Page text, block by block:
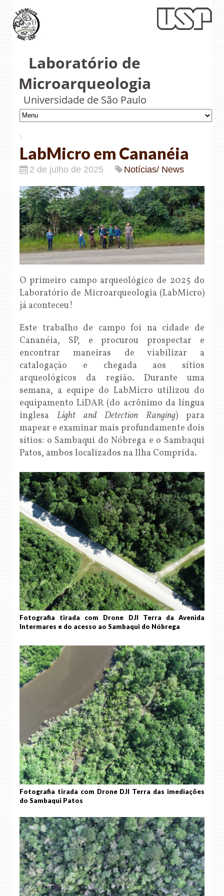
Laboratório de
Microarqueologia
Universidade de São Paulo
\
LabMicro em Cananéia
2 de julho de 2025 Notícias/ News
O primeiro campo arqueológico de 2025 do
Laboratório de Microarqueologia (LabMicro)
já aconteceu!
Este trabalho de campo foi na cidade de
Cananéia, SP, e procurou prospectar e
encontrar maneiras de viabilizar a
catalogação e chegada aos sítios
arqueológicos da região. Durante uma
semana, a equipe do LabMicro utilizou do
equipamento LiDAR (do acrônimo da língua
inglesaLight and Detection Ranging) para
mapear e examinar mais profundamente dois
sítios: o Sambaqui do Nóbrega e o Sambaqui
Patos, ambos localizados na Ilha Comprida.
Fotografia tirada com Drone DJI Terra da Avenida
Intermares e do acesso ao Sambaqui do Nóbrega
Fotografia tirada com Drone DJI Terra das imediações
do Sambaqui Patos